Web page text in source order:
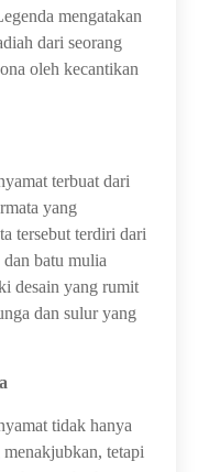
mengatakan
dari seorang
oleh kecantikan
terbuat dari
yang
tersebut terdiri dari
batu mulia
desain yang rumit
dan sulur yang
tidak hanya
tetapi